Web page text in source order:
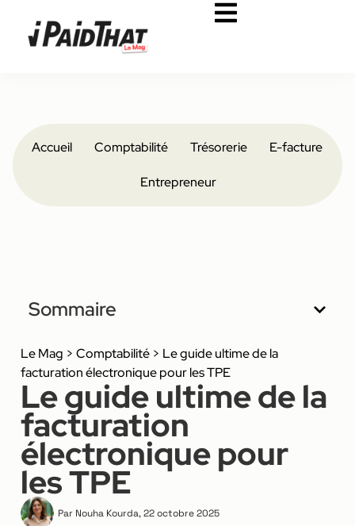
Accueil Comptabilité Trésorerie E-facture
Entrepreneur
Sommaire
Le Mag > Comptabilité > Le guide ultime de la
facturation électronique pour les TPE
Le guide ultime de la
facturation
électronique pour
les TPE
Par Nouha Kourda,22 octobre 2025